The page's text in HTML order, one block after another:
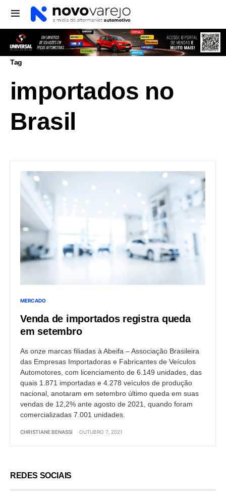
Tag
importados no
Brasil
MERCADO
Venda de importados registra queda
em setembro
As onze marcas filiadas à Abeifa – Associação Brasileira
das Empresas Importadoras e Fabricantes de Veículos
Automotores, com licenciamento de 6.149 unidades, das
quais 1.871 importadas e 4.278 veículos de produção
nacional, anotaram em setembro último queda em suas
vendas de 12,2% ante agosto de 2021, quando foram
comercializadas 7.001 unidades.
CHRISTIANE BENASSI OUTUBRO 7, 2021
REDES SOCIAIS